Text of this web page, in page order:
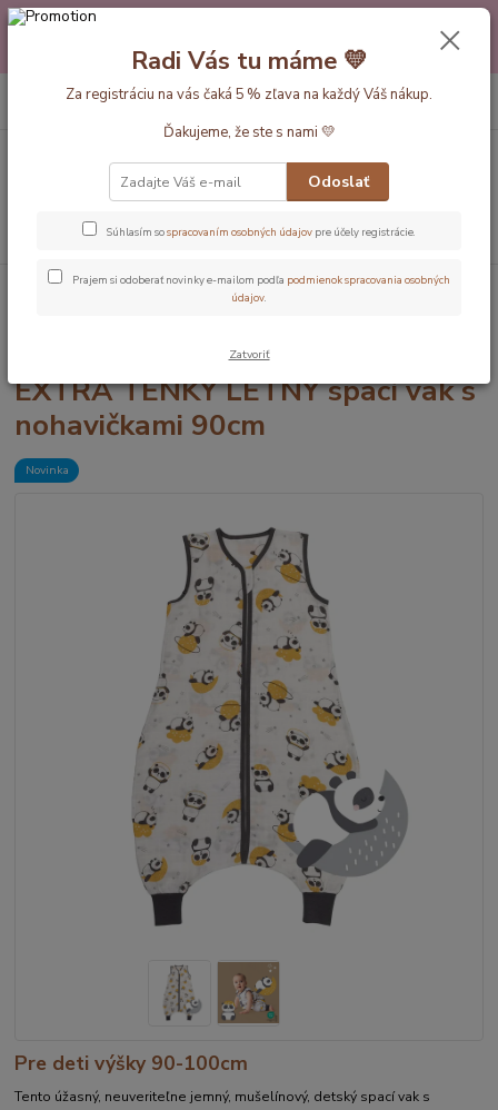
Máte nejakú otázku alebo váhate s výberom? Neváhajte a zavolajte
pokojne aj večer alebo cez víkend. Sme tu pre Vás.💛 Petra a babička
Monička
EUR
Hľadať
+420 777 610 855
Dĺžka vaku 90cm
Panda MUŠELÍNOVÝ 0.5Tog EXTRA TENKÝ
LETNÝ spací vak s nohavičkami 90cm
Panda MUŠELÍNOVÝ 0.5Tog
EXTRA TENKÝ LETNÝ spací vak s
nohavičkami 90cm
Novinka
Pre deti výšky 90-100cm
Tento úžasný, neuveriteľne jemný, mušelínový, detský spací vak s
Radi Vás tu máme 💛
Za registráciu na vás čaká 5 % zľava na každý Váš nákup.
Ďakujeme, že ste s nami 💛
Odoslať
Súhlasím sospracovaním osobných údajov pre účely registrácie.
Prajem si odoberať novinky e-mailom podľa podmienok spracovania osobných
údajov.
Zatvoriť